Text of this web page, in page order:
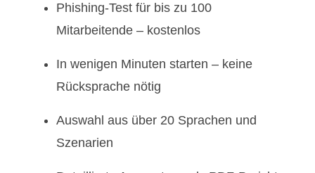
Phishing-Test für bis zu 100
Mitarbeitende – kostenlos
In wenigen Minuten starten – keine
Rücksprache nötig
Auswahl aus über 20 Sprachen und
Szenarien